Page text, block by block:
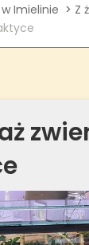
w Imielinie > Z